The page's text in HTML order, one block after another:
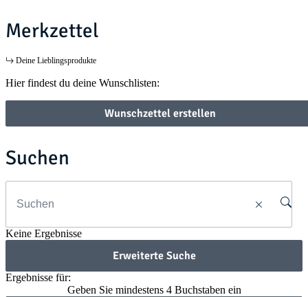
Merkzettel
Deine Lieblingsprodukte
Hier findest du deine Wunschlisten:
Wunschzettel erstellen
Suchen
Keine Ergebnisse
Erweiterte Suche
Ergebnisse für:
Geben Sie mindestens 4 Buchstaben ein